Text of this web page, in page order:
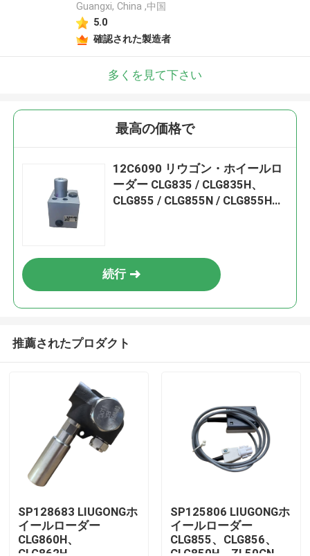
Guangxi, China ,中国
5.0
確認された製造者
多くを見て下さい
最高の価格で
12C6090 リウゴン・ホイールロ
ーダー CLG835 / CLG835H、
CLG855 / CLG855N / CLG855H、
続行
推薦されたプロダクト
SP128683 LIUGONGホ
イールローダー
CLG860H、
SP125806 LIUGONGホ
イールローダー
CLG855、CLG856、